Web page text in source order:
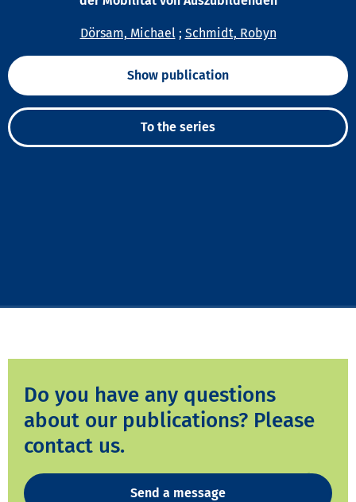
Dörsam, Michael; Schmidt, Robyn
Show publication
To the series
Do you have any questions
about our publications? Please
contact us.
Send a message